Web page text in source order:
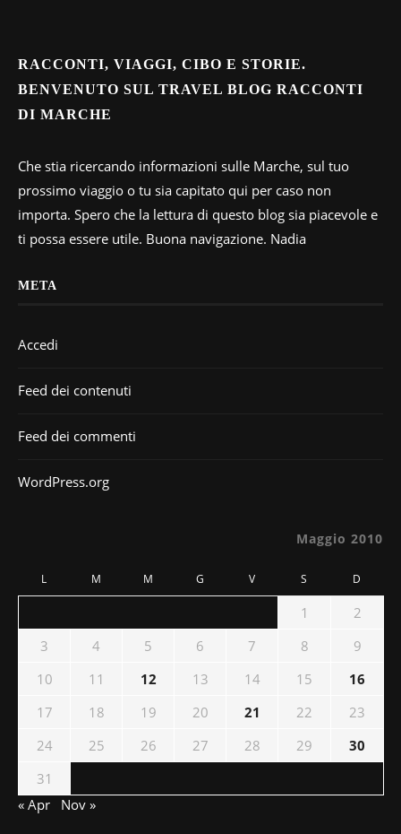
RACCONTI, VIAGGI, CIBO E STORIE.
BENVENUTO SUL TRAVEL BLOG RACCONTI
DI MARCHE
Che stia ricercando informazioni sulle Marche, sul tuo
prossimo viaggio o tu sia capitato qui per caso non
importa. Spero che la lettura di questo blog sia piacevole e
ti possa essere utile. Buona navigazione. Nadia
META
Accedi
Feed dei contenuti
Feed dei commenti
WordPress.org
Maggio 2010
L M M G V S D
1
2
3
4 5 6 7 8
9
10
11 12 13 14 15
16
17
18 19 20 21 22
23
24
25 26 27 28 29
30
31
« Apr
Nov »